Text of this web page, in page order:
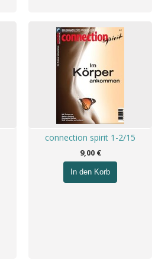
connection spirit 1-2/15
9,00 €
In den Korb